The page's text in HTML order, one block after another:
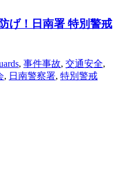
げ！日南署 特別警戒
, 事件事故, 交通安全,
, 日南警察署, 特別警戒